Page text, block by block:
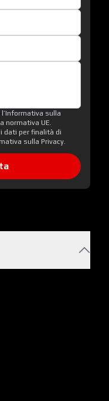
sulla
normativa UE.
dati per finalità di
sulla Privacy.